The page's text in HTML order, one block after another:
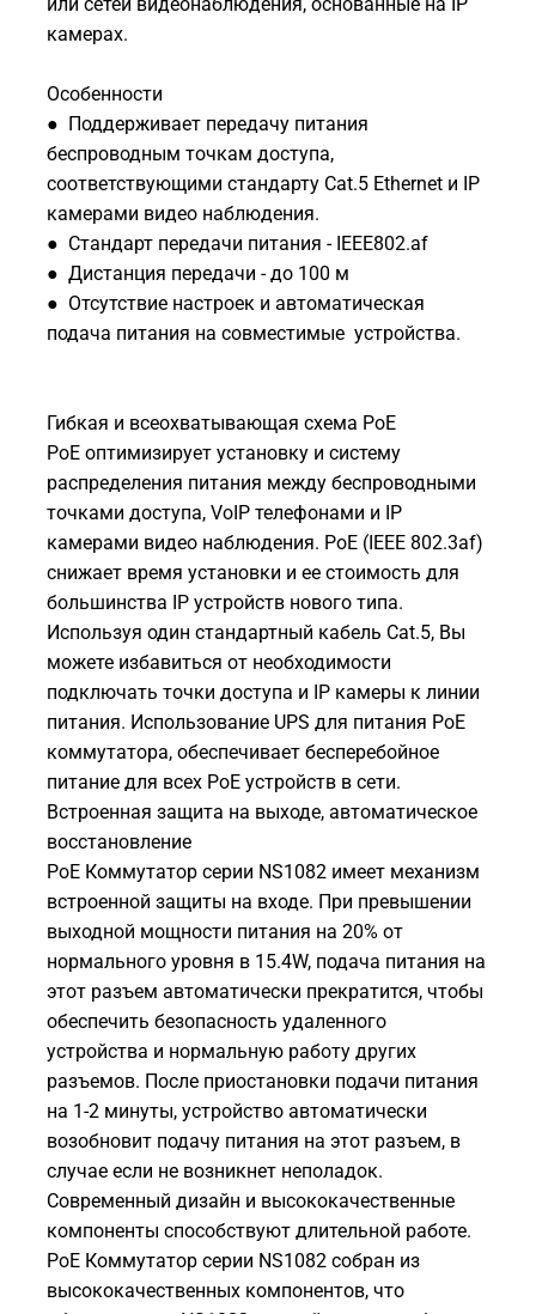
или сетей видеонаблюдения, основанные на IP
камерах.
Особенности
● Поддерживает передачу питания
беспроводным точкам доступа,
соответствующими стандарту Cat.5 Ethernet и IP
камерами видео наблюдения.
● Стандарт передачи питания - IEEE802.af
● Дистанция передачи - до 100 м
● Отсутствие настроек и автоматическая
подача питания на совместимые устройства.
Гибкая и всеохватывающая схема PoE
PoE оптимизирует установку и систему
распределения питания между беспроводными
точками доступа, VoIP телефонами и IP
камерами видео наблюдения. PoE (IEEE 802.3af)
снижает время установки и ее стоимость для
большинства IP устройств нового типа.
Используя один стандартный кабель Cat.5, Вы
можете избавиться от необходимости
подключать точки доступа и IP камеры к линии
питания. Использование UPS для питания PoE
коммутатора, обеспечивает бесперебойное
питание для всех PoE устройств в сети.
Встроенная защита на выходе, автоматическое
восстановление
PoE Коммутатор серии NS1082 имеет механизм
встроенной защиты на входе. При превышении
выходной мощности питания на 20% от
нормального уровня в 15.4W, подача питания на
этот разъем автоматически прекратится, чтобы
обеспечить безопасность удаленного
устройства и нормальную работу других
разъемов. После приостановки подачи питания
на 1-2 минуты, устройство автоматически
возобновит подачу питания на этот разъем, в
случае если не возникнет неполадок.
Современный дизайн и высококачественные
компоненты способствуют длительной работе.
PoE Коммутатор серии NS1082 собран из
высококачественных компонентов, что